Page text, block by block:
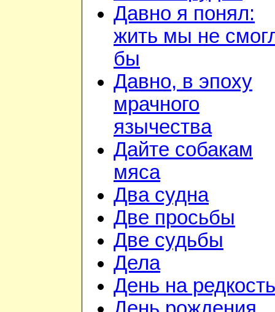
Давно я понял:
жить мы не
бы
Давно, в эпоху
мрачного
язычества
Дайте собакам
мяса
Два судна
Две просьбы
Две судьбы
Дела
День на редкость